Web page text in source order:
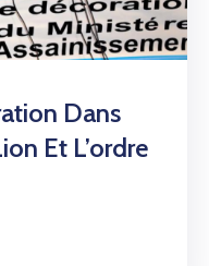
Dans
Et L’ordre